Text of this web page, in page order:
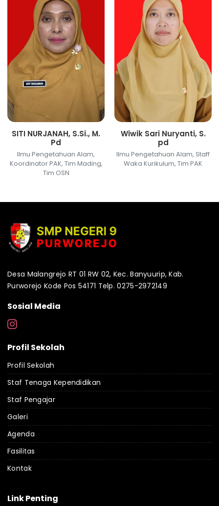
SITI NURJANAH, S.Si., M.
Pd
Ilmu Pengetahuan Alam,
Koordinator PAK, Tim Mading,
Tim OSN
Wiwik Sari Nuryanti, S.
pd
Ilmu Pengetahuan Alam, Staff
Waka Kurikulum, Tim PAK
Desa Malangrejo RT 01 RW 02, Kec. Banyuurip, Kab.
Purworejo Kode Pos 54171 Telp. 0275-2972149
Sosial Media
Profil Sekolah
Profil Sekolah
Staf Tenaga Kependidikan
Staf Pengajar
Galeri
Agenda
Fasilitas
Kontak
Link Penting